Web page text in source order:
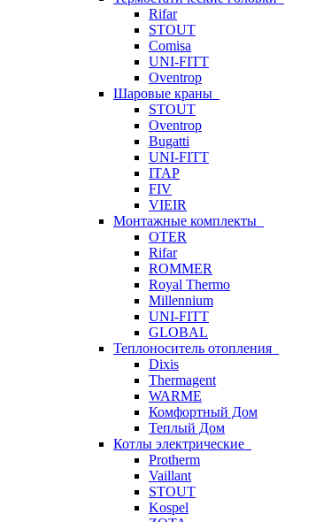
Rifar
STOUT
Comisa
UNI-FITT
Oventrop
Шаровые краны
STOUT
Oventrop
Bugatti
UNI-FITT
ITAP
FIV
VIEIR
Монтажные комплекты
OTER
Rifar
ROMMER
Royal Thermo
Millennium
UNI-FITT
GLOBAL
Теплоноситель отопления
Dixis
Thermagent
WARME
Комфортный Дом
Теплый Дом
Котлы электрические
Protherm
Vaillant
STOUT
Kospel